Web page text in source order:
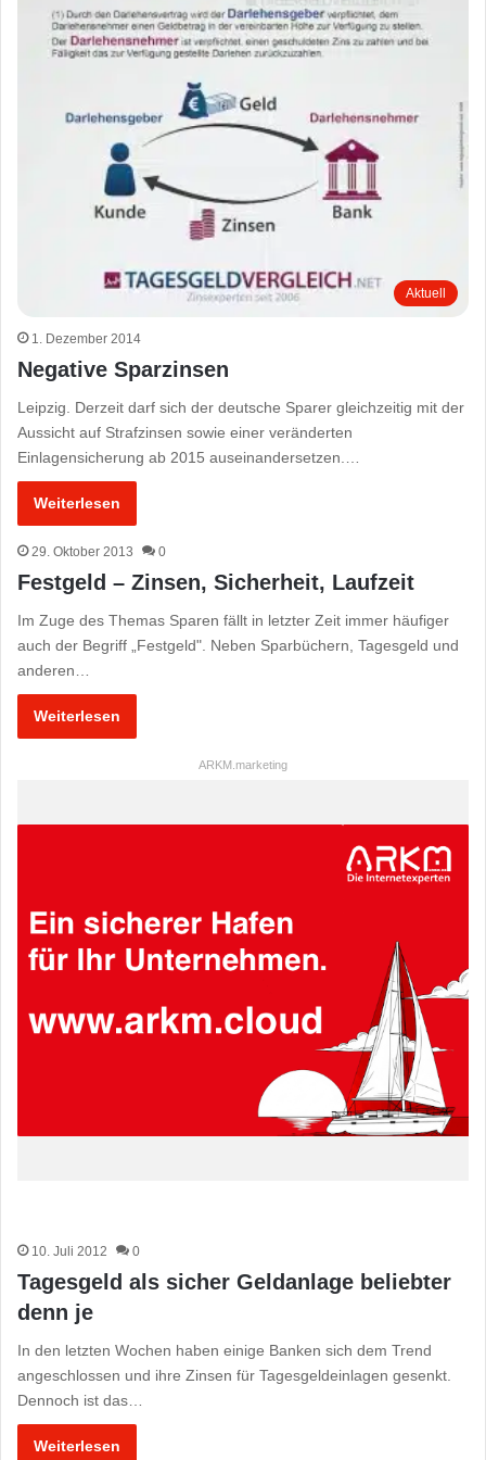
Aktuell
1. Dezember 2014
Negative Sparzinsen
Leipzig. Derzeit darf sich der deutsche Sparer gleichzeitig mit der
Aussicht auf Strafzinsen sowie einer veränderten
Einlagensicherung ab 2015 auseinandersetzen.…
Weiterlesen
29. Oktober 2013 0
Festgeld – Zinsen, Sicherheit, Laufzeit
Im Zuge des Themas Sparen fällt in letzter Zeit immer häufiger
auch der Begriff „Festgeld". Neben Sparbüchern, Tagesgeld und
anderen…
Weiterlesen
ARKM.marketing
10. Juli 2012 0
Tagesgeld als sicher Geldanlage beliebter
denn je
In den letzten Wochen haben einige Banken sich dem Trend
angeschlossen und ihre Zinsen für Tagesgeldeinlagen gesenkt.
Dennoch ist das…
Weiterlesen